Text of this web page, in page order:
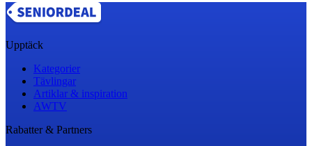
Upptäck
Kategorier
Tävlingar
Artiklar & inspiration
AWTV
Rabatter & Partners